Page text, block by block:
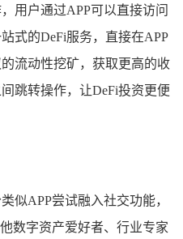
用户通过APP可以直接访问
式的DeFi服务，直接在APP
流动性挖矿，获取更高的收
跳转操作，让DeFi投资更便
似APP尝试融入社交功能，
数字资产爱好者、行业专家